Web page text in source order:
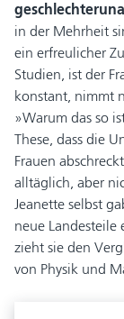
in der Mehrheit
ein erfreulicher
Studien, ist der
konstant, nimmt
»Warum das so
These, dass die
Frauen
alltäglich, aber
Jeanette selbst
neue
zieht sie den
von Physik und